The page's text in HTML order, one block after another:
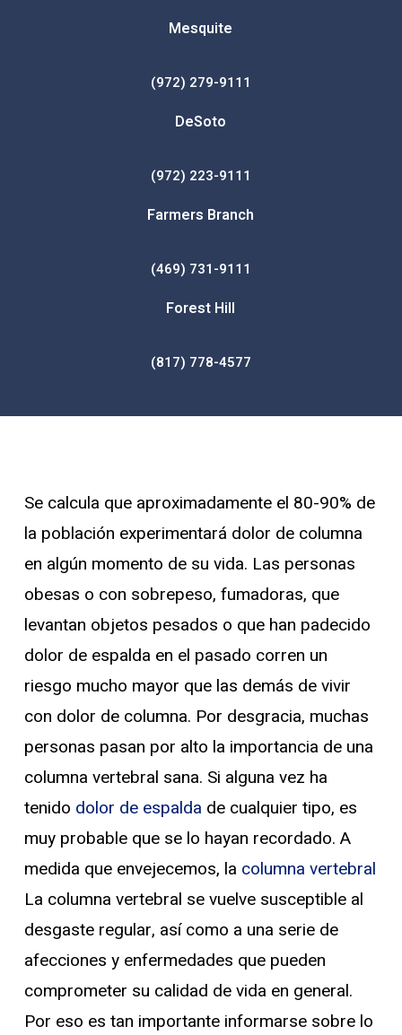
Mesquite
(972) 279-9111
DeSoto
(972) 223-9111
Farmers Branch
(469) 731-9111
Forest Hill
(817) 778-4577
Se calcula que aproximadamente el 80-90% de
la población experimentará dolor de columna
en algún momento de su vida. Las personas
obesas o con sobrepeso, fumadoras, que
levantan objetos pesados o que han padecido
dolor de espalda en el pasado corren un
riesgo mucho mayor que las demás de vivir
con dolor de columna. Por desgracia, muchas
personas pasan por alto la importancia de una
columna vertebral sana. Si alguna vez ha
tenido dolor de espalda de cualquier tipo, es
muy probable que se lo hayan recordado. A
medida que envejecemos, la columna vertebral
La columna vertebral se vuelve susceptible al
desgaste regular, así como a una serie de
afecciones y enfermedades que pueden
comprometer su calidad de vida en general.
Por eso es tan importante informarse sobre lo